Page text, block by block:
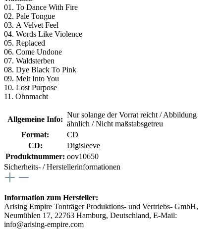
01. To Dance With Fire
02. Pale Tongue
03. A Velvet Feel
04. Words Like Violence
05. Replaced
06. Come Undone
07. Waldsterben
08. Dye Black To Pink
09. Melt Into You
10. Lost Purpose
11. Ohnmacht
Allgemeine Info:
Nur solange der Vorrat reicht / Abbildung
ähnlich / Nicht maßstabsgetreu
Format:
CD
CD:
Digisleeve
Produktnummer: oov10650
Sicherheits- / Herstellerinformationen
Information zum Hersteller:
Arising Empire Tonträger Produktions- und Vertriebs- GmbH,
Neumühlen 17, 22763 Hamburg, Deutschland, E-Mail:
info@arising-empire.com